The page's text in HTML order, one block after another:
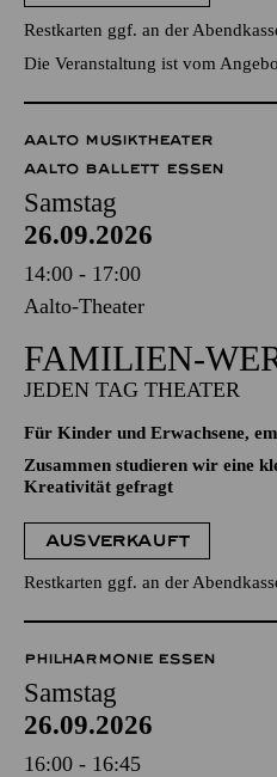
Restkarten ggf. an der
Die Veranstaltung ist vom
AALTO MUSIKTHEATER
AALTO BALLETT ESSEN
Samstag
26.09.2026
14:00 - 17:00
Aalto-Theater
FAMILIEN-
JEDEN TAG THEATER
Für Kinder und Erwachsene,
Zusammen studieren wir eine
Kreativität gefragt
AUSVERKAUFT
Restkarten ggf. an der
PHILHARMONIE ESSEN
Samstag
26.09.2026
16:00 - 16:45